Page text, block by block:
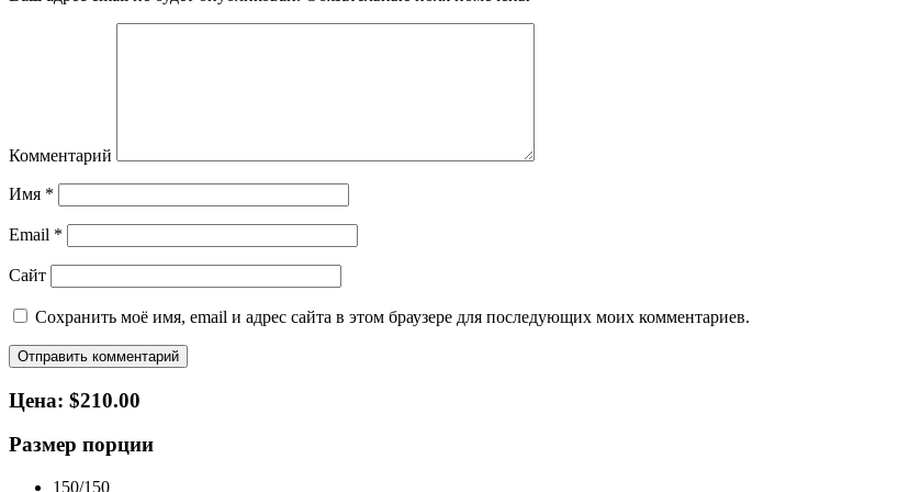
Комментарий
Имя *
Email *
Сайт
Сохранить моё имя, email и адрес сайта в этом браузере для последующих моих комментариев.
Цена: $210.00
Размер порции
150/150